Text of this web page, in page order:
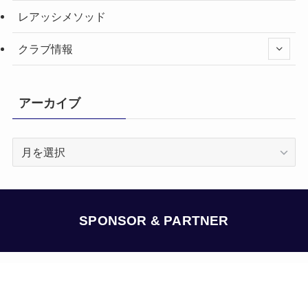
レアッシメソッド
クラブ情報
アーカイブ
SPONSOR & PARTNER